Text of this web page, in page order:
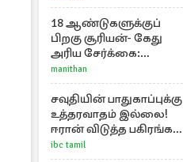
18 ஆண்டுகளுக்குப்
பிறகு சூரியன்- கேது
அரிய சேர்க்கை:
அதிர்ஷ்டம் பெறும் 3
ராசிகள்!
manithan
சவுதியின் பாதுகாப்புக்கு
உத்தரவாதம் இல்லை!
ஈரான் விடுத்த பகிரங்க
எச்சரிக்கை
ibc tamil